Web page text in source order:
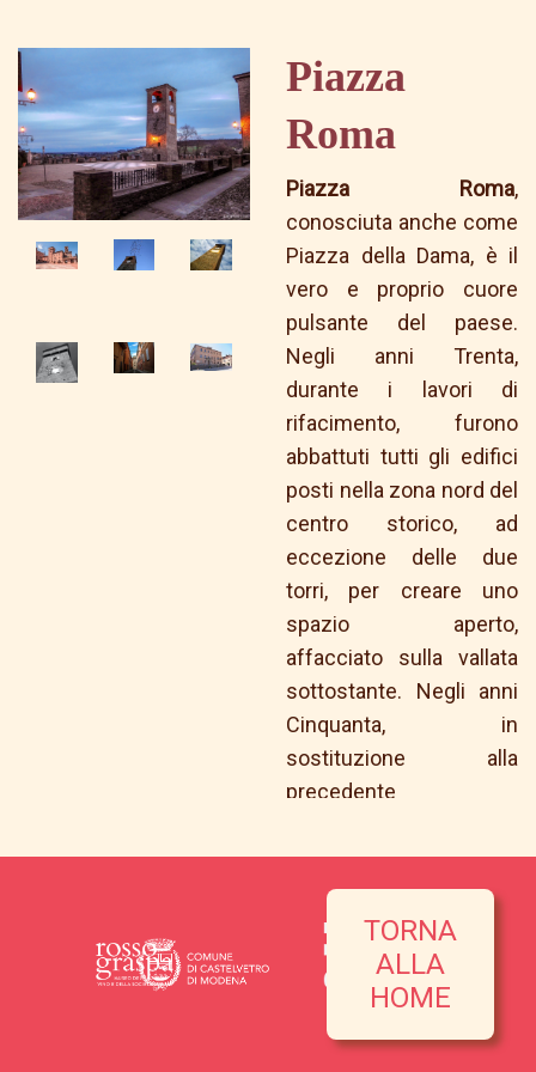
Piazza
Roma
Piazza Roma,
conosciuta anche come
Piazza della Dama, è il
vero e proprio cuore
pulsante del paese.
Negli anni Trenta,
durante i lavori di
rifacimento, furono
abbattuti tutti gli edifici
posti nella zona nord del
centro storico, ad
eccezione delle due
torri, per creare uno
spazio aperto,
affacciato sulla vallata
sottostante. Negli anni
Cinquanta, in
sostituzione alla
precedente
centro della Piazza,
vennero poste delle
lastre bianche e nere a
formare una scacchiera,
segno inconfondibile di
Castelvetro che, ogni
TORNA
ALLA
HOME